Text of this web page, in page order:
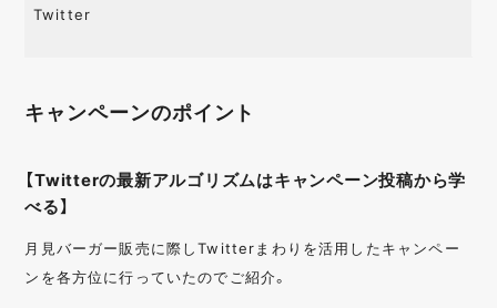
Twitter
キャンペーンのポイント
【Twitterの最新アルゴリズムはキャンペーン投稿から学
べる】
月見バーガー販売に際しTwitterまわりを活用したキャンペー
ンを各方位に行っていたのでご紹介。